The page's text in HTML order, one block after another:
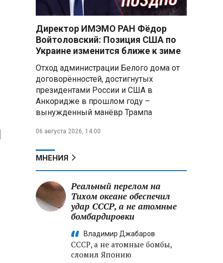
Директор ИМЭМО РАН Фёдор
Войтоловский: Позиция США по
Украине изменится ближе к зиме
Отход администрации Белого дома от
договорённостей, достигнутых
президентами России и США в
Анкоридже в прошлом году –
вынужденный манёвр Трампа
06 августа 2026, 14:00
МНЕНИЯ
Реальный перелом на
Тихом океане обеспечил
удар СССР, а не атомные
бомбардировки
Владимир Джабаров
СССР, а не атомные бомбы,
сломил Японию